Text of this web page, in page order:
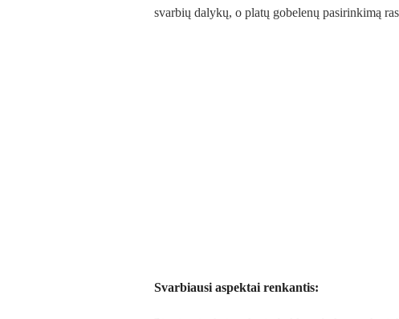
svarbių dalykų, o platų gobelenų pasirinkimą
Svarbiausi aspektai renkantis: